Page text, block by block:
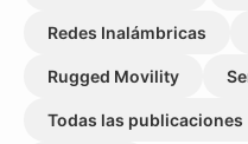
Redes Inalámbricas
Rugged Movility
Todas las publicaciones